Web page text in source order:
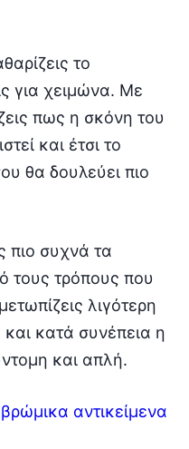
το
για χειμώνα. Με
πως η σκόνη του
και έτσι το
θα δουλεύει πιο
πιο συχνά τα
τους τρόπους που
λιγότερη
κατά συνέπεια η
και απλή.
αντικείμενα